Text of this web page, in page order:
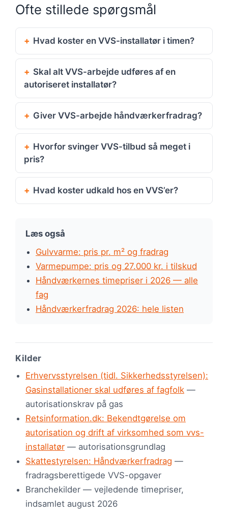
Ofte stillede spørgsmål
Hvad koster en VVS-installatør i timen?
Skal alt VVS-arbejde udføres af en
autoriseret installatør?
Giver VVS-arbejde håndværkerfradrag?
Hvorfor svinger VVS-tilbud så meget i
pris?
Hvad koster udkald hos en VVS’er?
Læs også
Gulvvarme: pris pr. m² og fradrag
Varmepumpe: pris og 27.000 kr. i tilskud
Håndværkernes timepriser i 2026 — alle
fag
Håndværkerfradrag 2026: hele listen
Kilder
Erhvervsstyrelsen (tidl. Sikkerhedsstyrelsen):
Gasinstallationer skal udføres af fagfolk —
autorisationskrav på gas
Retsinformation.dk: Bekendtgørelse om
autorisation og drift af virksomhed som vvs-
installatør — autorisationsgrundlag
Skattestyrelsen: Håndværkerfradrag —
fradragsberettigede VVS-opgaver
Branchekilder — vejledende timepriser,
indsamlet august 2026